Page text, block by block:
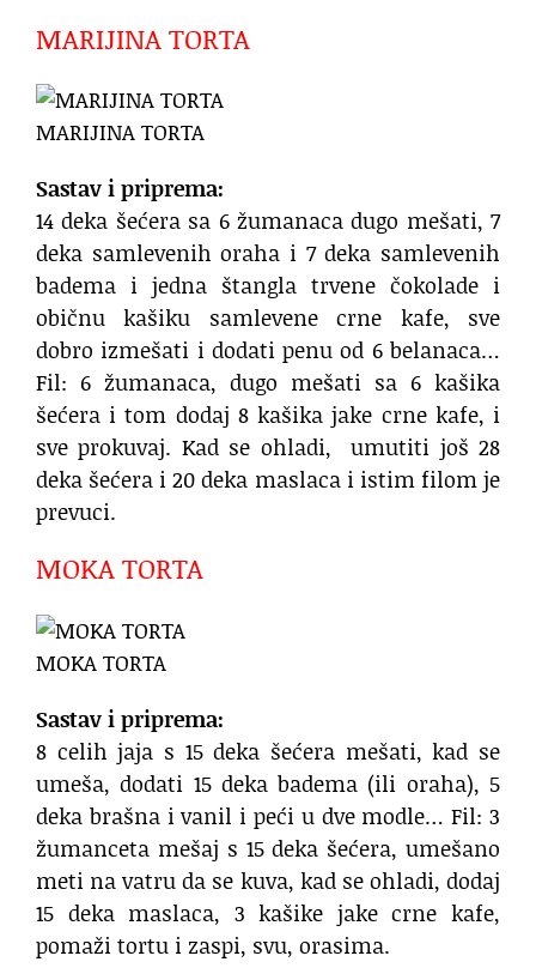
MARIJINA TORTA
MARIJINA TORTA
Sastav i priprema:
14 deka šećera sa 6 žumanaca dugo mešati, 7
deka samlevenih oraha i 7 deka samlevenih
badema i jedna štangla trvene čokolade i
običnu kašiku samlevene crne kafe, sve
dobro izmešati i dodati penu od 6 belanaca…
Fil: 6 žumanaca, dugo mešati sa 6 kašika
šećera i tom dodaj 8 kašika jake crne kafe, i
sve prokuvaj. Kad se ohladi, umutiti još 28
deka šećera i 20 deka maslaca i istim filom je
prevuci.
MOKA TORTA
MOKA TORTA
Sastav i priprema:
8 celih jaja s 15 deka šećera mešati, kad se
umeša, dodati 15 deka badema (ili oraha), 5
deka brašna i vanil i peći u dve modle… Fil: 3
žumanceta mešaj s 15 deka šećera, umešano
meti na vatru da se kuva, kad se ohladi, dodaj
15 deka maslaca, 3 kašike jake crne kafe,
pomaži tortu i zaspi, svu, orasima.